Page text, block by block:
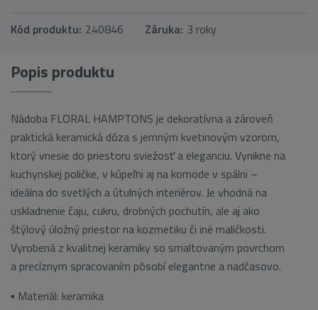
Kód produktu: 240846 Záruka: 3 roky
Popis produktu
Nádoba FLORAL HAMPTONS je dekoratívna a zároveň
praktická keramická dóza s jemným kvetinovým vzorom,
ktorý vnesie do priestoru sviežosť a eleganciu. Vynikne na
kuchynskej poličke, v kúpeľni aj na komode v spálni –
ideálna do svetlých a útulných interiérov. Je vhodná na
uskladnenie čaju, cukru, drobných pochutín, ale aj ako
štýlový úložný priestor na kozmetiku či iné maličkosti.
Vyrobená z kvalitnej keramiky so smaltovaným povrchom
a precíznym spracovaním pôsobí elegantne a nadčasovo.
▪ Materiál: keramika